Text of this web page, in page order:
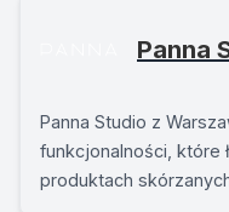
Panna
Panna Studio z
funkcjonalności, które
produktach